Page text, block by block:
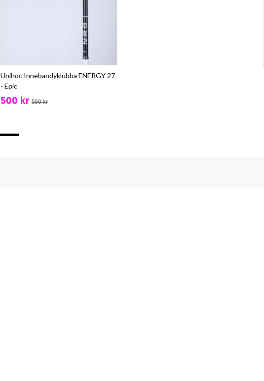
Unihoc Innebandyklubba ENERGY 27
- Epic
500 kr 599 kr